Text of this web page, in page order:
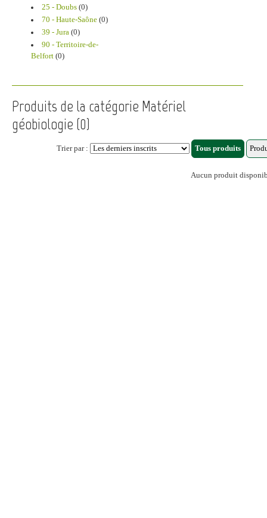
25 - Doubs(0)
70 - Haute-Saône(0)
39 - Jura(0)
90 - Territoire-de-
Belfort (0)
Produits de la catégorie Matériel
géobiologie (0)
Trier par :
Aucun produit